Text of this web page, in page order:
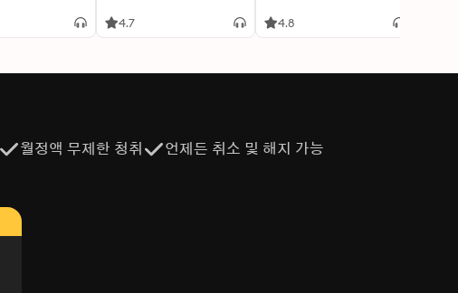
4.7 4.8
월정액 무제한 청취
언제든 취소 및 해지 가능